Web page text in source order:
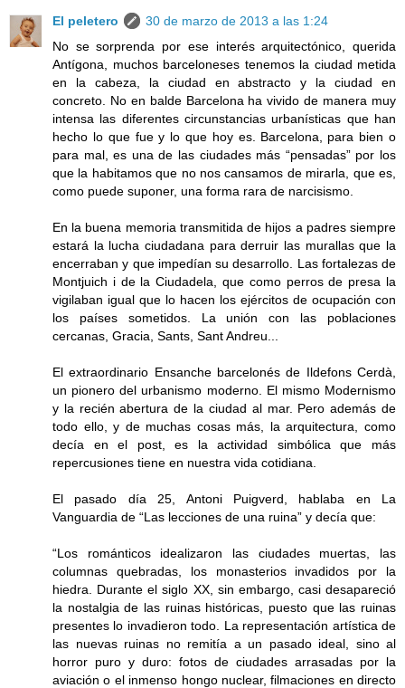
El peletero
30 de marzo de 2013 a las 1:24
No se sorprenda por ese interés arquitectónico, querida
Antígona, muchos barceloneses tenemos la ciudad metida
en la cabeza, la ciudad en abstracto y la ciudad en
concreto. No en balde Barcelona ha vivido de manera muy
intensa las diferentes circunstancias urbanísticas que han
hecho lo que fue y lo que hoy es. Barcelona, para bien o
para mal, es una de las ciudades más “pensadas” por los
que la habitamos que no nos cansamos de mirarla, que es,
como puede suponer, una forma rara de narcisismo.
En la buena memoria transmitida de hijos a padres siempre
estará la lucha ciudadana para derruir las murallas que la
encerraban y que impedían su desarrollo. Las fortalezas de
Montjuich i de la Ciudadela, que como perros de presa la
vigilaban igual que lo hacen los ejércitos de ocupación con
los países sometidos. La unión con las poblaciones
cercanas, Gracia, Sants, Sant Andreu...
El extraordinario Ensanche barcelonés de Ildefons Cerdà,
un pionero del urbanismo moderno. El mismo Modernismo
y la recién abertura de la ciudad al mar. Pero además de
todo ello, y de muchas cosas más, la arquitectura, como
decía en el post, es la actividad simbólica que más
repercusiones tiene en nuestra vida cotidiana.
El pasado día 25, Antoni Puigverd, hablaba en La
Vanguardia de “Las lecciones de una ruina” y decía que:
“Los románticos idealizaron las ciudades muertas, las
columnas quebradas, los monasterios invadidos por la
hiedra. Durante el siglo XX, sin embargo, casi desapareció
la nostalgia de las ruinas históricas, puesto que las ruinas
presentes lo invadieron todo. La representación artística de
las nuevas ruinas no remitía a un pasado ideal, sino al
horror puro y duro: fotos de ciudades arrasadas por la
aviación o el inmenso hongo nuclear, filmaciones en directo